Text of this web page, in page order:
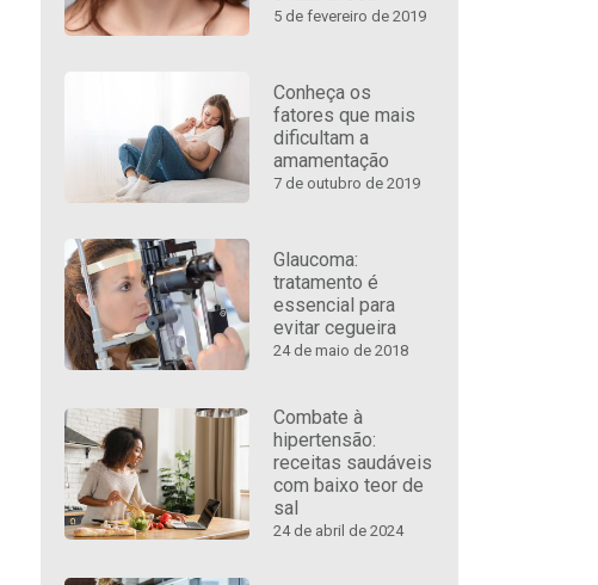
5 de fevereiro de 2019
Conheça os
fatores que mais
dificultam a
amamentação
7 de outubro de 2019
Glaucoma:
tratamento é
essencial para
evitar cegueira
24 de maio de 2018
Combate à
hipertensão:
receitas saudáveis
com baixo teor de
sal
24 de abril de 2024